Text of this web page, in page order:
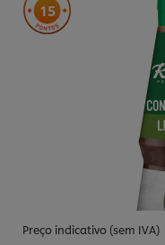
15
Preço indicativo (sem IVA)